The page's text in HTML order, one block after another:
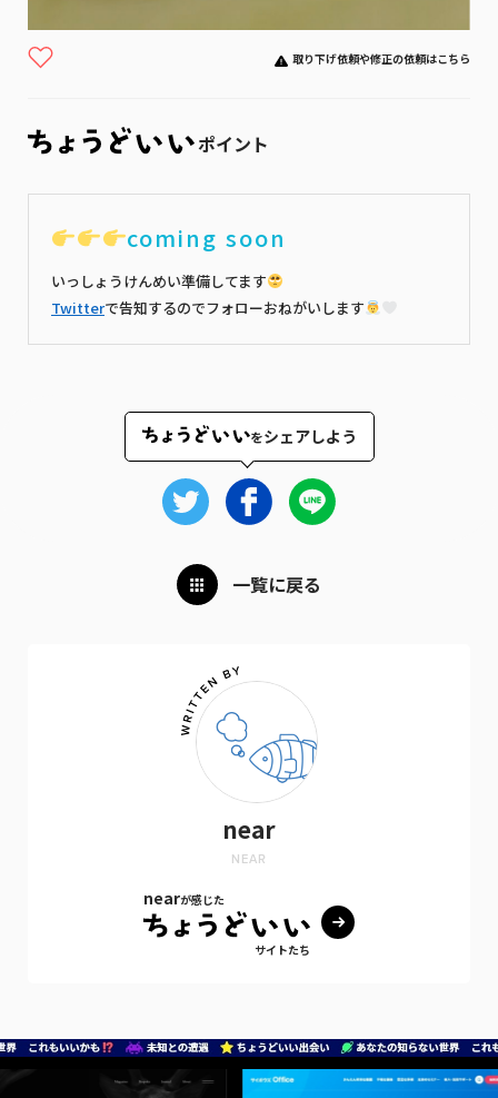
取り下げ依頼や修正の依頼はこちら
ポイント
coming soon
いっしょうけんめい準備してます
Twitterで告知するのでフォローおねがいします
をシェアしよう
一覧に戻る
near
NEAR
nearが感じた
サイトたち